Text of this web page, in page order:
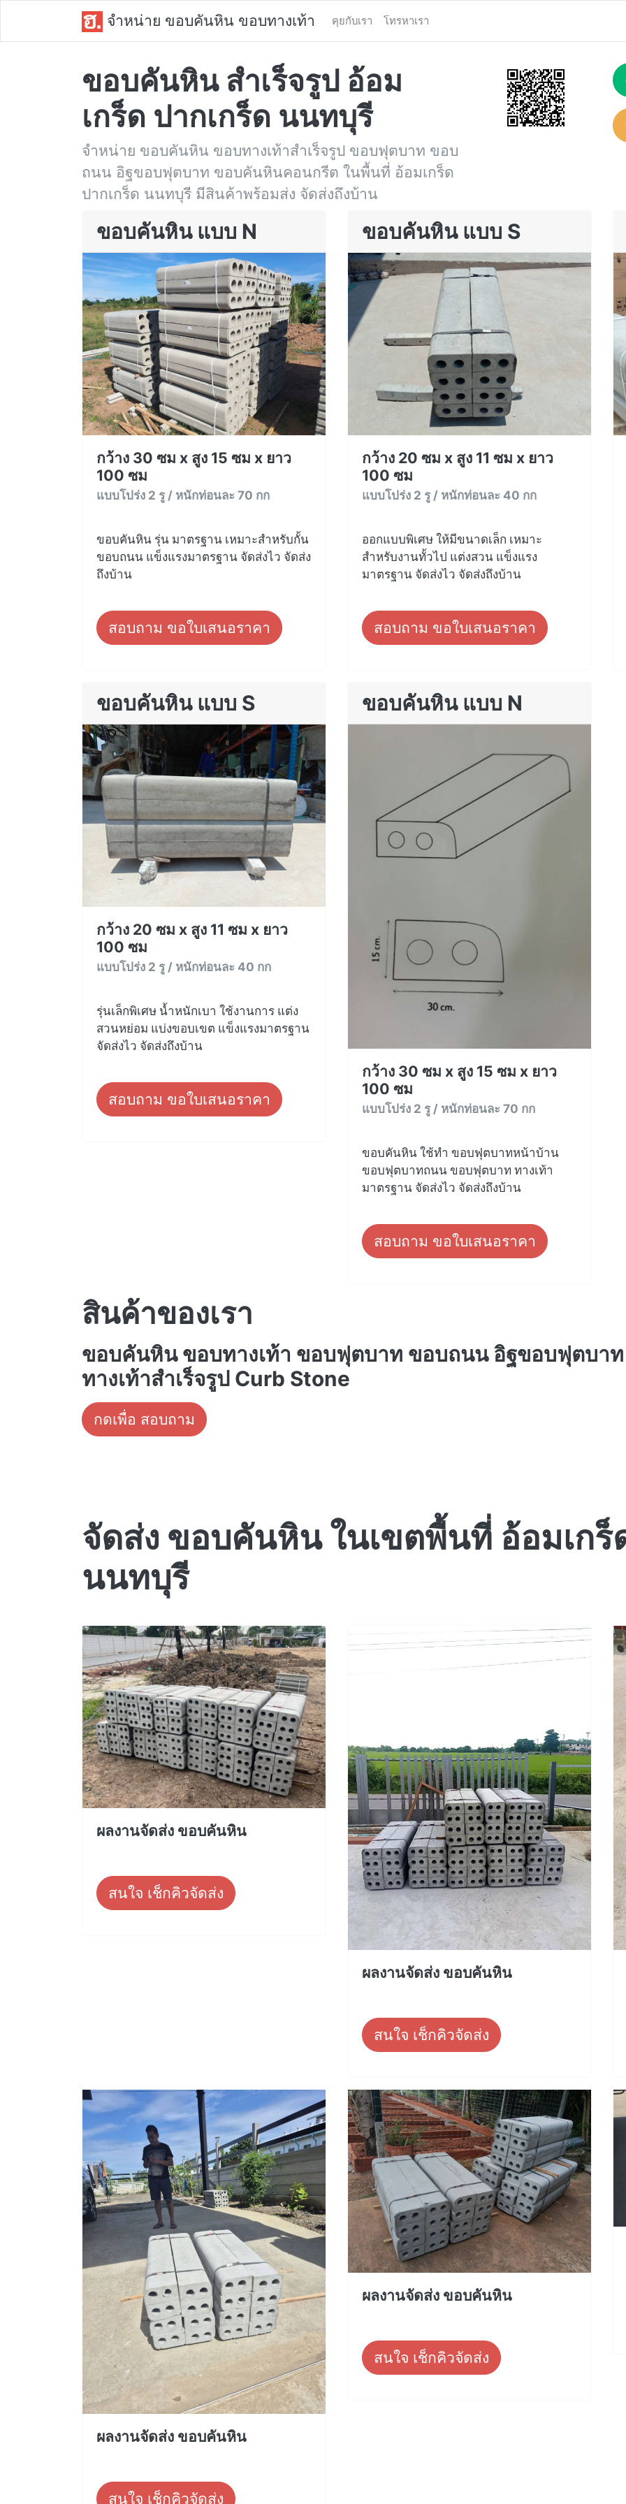
จำหน่าย ขอบคันหิน ขอบทางเท้า คุยกับเรา โทรหาเรา
ขอบคันหิน สำเร็จรูป อ้อม
เกร็ด ปากเกร็ด นนทบุรี
จำหน่าย ขอบคันหิน ขอบทางเท้าสำเร็จรูป ขอบฟุตบาท ขอบ
ถนน อิฐขอบฟุตบาท ขอบคันหินคอนกรีต ในพื้นที่ อ้อมเกร็ด
ปากเกร็ด นนทบุรี มีสินค้าพร้อมส่ง จัดส่งถึงบ้าน
ขอบคันหิน แบบ N
กว้าง 30 ซม x สูง 15 ซม x ยาว
100 ซม
แบบโปร่ง 2 รู / หนักท่อนละ 70 กก
ขอบคันหิน รุ่น มาตรฐาน เหมาะสำหรับกั้น
ขอบถนน แข็งแรงมาตรฐาน จัดส่งไว จัดส่ง
ถึงบ้าน
สอบถาม ขอใบเสนอราคา
ขอบคันหิน แบบ S
กว้าง 20 ซม x สูง 11 ซม x ยาว
100 ซม
แบบโปร่ง 2 รู / หนักท่อนละ 40 กก
ออกแบบพิเศษ ให้มีขนาดเล็ก เหมาะ
สำหรับงานทั้วไป แต่งสวน แข็งแรง
มาตรฐาน จัดส่งไว จัดส่งถึงบ้าน
สอบถาม ขอใบเสนอราคา
ขอบคันหิน แบบ S
กว้าง 20 ซม x สูง 11 ซม x ยาว
100 ซม
แบบโปร่ง 2 รู / หนักท่อนละ 40 กก
รุ่นเล็กพิเศษ น้ำหนักเบา ใช้งานการ แต่ง
สวนหย่อม แบ่งขอบเขต แข็งแรงมาตรฐาน
จัดส่งไว จัดส่งถึงบ้าน
สอบถาม ขอใบเสนอราคา
ขอบคันหิน แบบ N
กว้าง 30 ซม x สูง 15 ซม x ยาว
100 ซม
แบบโปร่ง 2 รู / หนักท่อนละ 70 กก
ขอบคันหิน ใช้ทำ ขอบฟุตบาทหน้าบ้าน
ขอบฟุตบาทถนน ขอบฟุตบาท ทางเท้า
มาตรฐาน จัดส่งไว จัดส่งถึงบ้าน
สอบถาม ขอใบเสนอราคา
สินค้าของเรา
ขอบคันหิน ขอบทางเท้า ขอบฟุตบาท ขอบถนน อิฐขอบฟุตบา
ทางเท้าสำเร็จรูป Curb Stone
กดเพื่อ สอบถาม
จัดส่ง ขอบคันหิน ในเขตพื้นที่ อ้อมเกร็
นนทบุรี
ผลงานจัดส่ง ขอบคันหิน
สนใจ เช็กคิวจัดส่ง
ผลงานจัดส่ง ขอบคันหิน
สนใจ เช็กคิวจัดส่ง
ผลงานจัดส่ง ขอบคันหิน
สนใจ เช็กคิวจัดส่ง
ผลงานจัดส่ง ขอบคันหิน
สนใจ เช็กคิวจัดส่ง